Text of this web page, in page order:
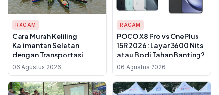
RAGAM
Cara Murah Keliling
Kalimantan Selatan
dengan Transportasi
Lokal, Lengkap dengan
Rute dan Tips Hemat
06 Agustus 2026
RAGAM
POCO X8 Pro vs OnePlus
15R 2026: Layar 3600 Nits
atau Bodi Tahan Banting?
06 Agustus 2026